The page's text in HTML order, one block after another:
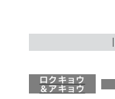
ロクキョウ
＆アキョウ